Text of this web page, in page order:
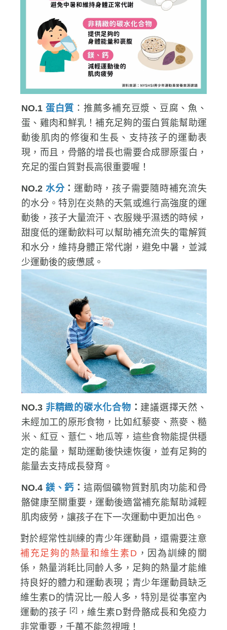
NO.1蛋白質：推薦多補充豆漿、豆腐、魚、
蛋、雞肉和鮮乳！補充足夠的蛋白質能幫助運
動後肌肉的修復和生長、支持孩子的運動表
現，而且，骨骼的增長也需要合成膠原蛋白，
NO.2 水分：運動時，孩子需要隨時補充流失
的水分。特別在炎熱的天氣或進行高強度的運
動後，孩子大量流汗、衣服幾乎濕透的時候，
甜度低的運動飲料可以幫助補充流失的電解質
和水分，維持身體正常代謝，避免中暑，並減
NO.3非精緻的碳水化合物：建議選擇天然、
未經加工的原形食物，比如紅藜麥、燕麥、糙
米、紅豆、薏仁、地瓜等，這些食物能提供穩
定的能量，幫助運動後快速恢復，並有足夠的
NO.4鎂、鈣：這兩個礦物質對肌肉功能和骨
骼健康至關重要，運動後適當補充能幫助減輕
對於經常性訓練的青少年運動員，還需要注意
補充足夠的熱量和維生素D，因為訓練的關
係，熱量消耗比同齡人多，足夠的熱量才能維
持良好的體力和運動表現；青少年運動員缺乏
維生素D的情況比一般人多，特別是從事室內
運動的孩子 [2]，維生素D對骨骼成長和免疫力